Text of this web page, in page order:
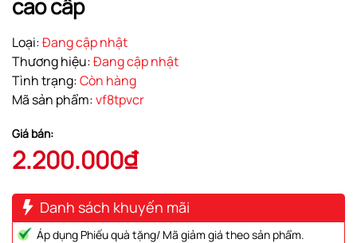
cao cấp
Loại:Đang cập nhật
Thương hiệu:Đang cập nhật
Tình trạng:Còn hàng
Mã sản phẩm:vf8tpvcr
Giá bán:
2.200.000₫
Danh sách khuyến mãi
Áp dụng Phiếu quà tặng/ Mã giảm giá theo sản phẩm.